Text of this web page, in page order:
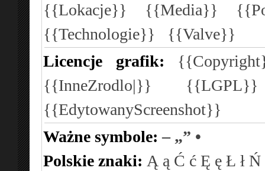
{{Lokacje}}
{{Media}}
{{Technologie}}
{{Valve}}
Licencje grafik:
{{InneZrodlo|}}
{{EdytowanyScreenshot}}
Ważne symbole:– „” •
Polskie znaki: Ą ą Ć ć Ę ę Ł ł Ń